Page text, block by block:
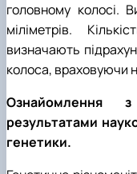
головному колосі.
міліметрів.
визначають
колоса, враховуючи
Ознайомлення
результатами
генетики.